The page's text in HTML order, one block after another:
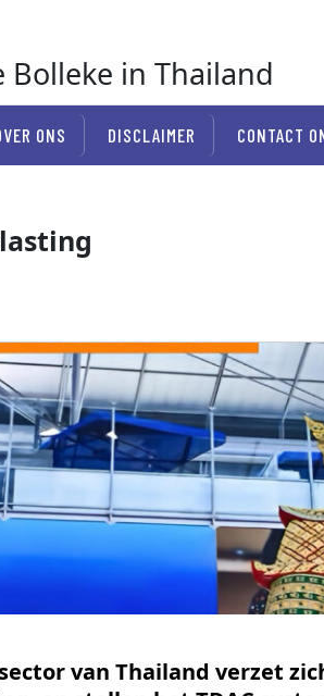
Bolleke in Thailand
ONS DISCLAIMER CONTACT
van Thailand verzet